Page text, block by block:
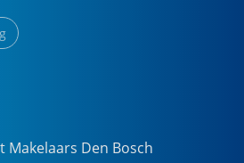
Makelaars Den Bosch